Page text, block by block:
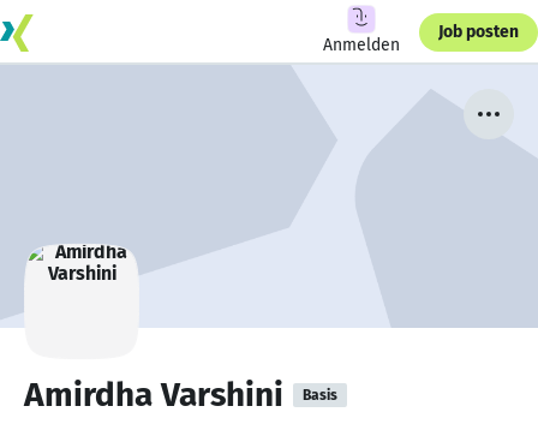
Anmelden
Job posten
Amirdha Varshini Basis